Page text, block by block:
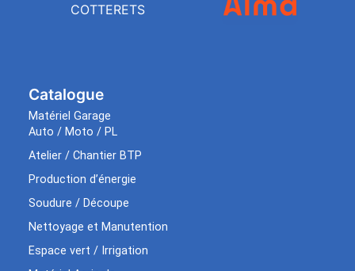
Catalogue
Matériel Garage
Auto / Moto / PL
Atelier / Chantier BTP
Production d’énergie
Soudure / Découpe
Nettoyage et Manutention
Espace vert / Irrigation
COTTERETS